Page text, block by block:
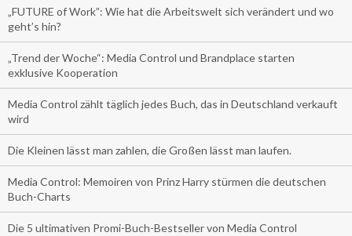
„FUTURE of Work”: Wie hat die Arbeitswelt sich verändert und wo
geht’s hin?
„Trend der Woche“: Media Control und Brandplace starten
exklusive Kooperation
Media Control zählt täglich jedes Buch, das in Deutschland verkauft
wird
Die Kleinen lässt man zahlen, die Großen lässt man laufen.
Media Control: Memoiren von Prinz Harry stürmen die deutschen
Buch-Charts
Die 5 ultimativen Promi-Buch-Bestseller von Media Control